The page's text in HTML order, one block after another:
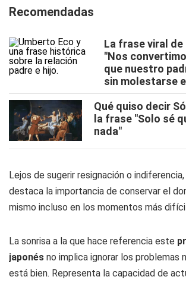
Recomendadas
La frase viral de
"Nos
que nuestro
sin molestarse
Qué quiso decir
la frase "Solo sé
nada"
Lejos de sugerir resignación o
destaca la importancia de conservar el
mismo incluso en los momentos más
La sonrisa a la que hace referencia este
japonés no implica ignorar los problemas
está bien. Representa la capacidad de